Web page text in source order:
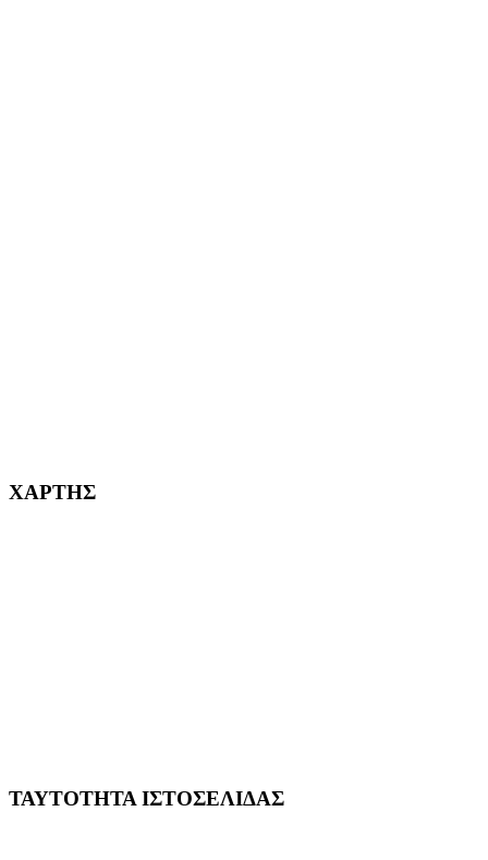
ΧΑΡΤΗΣ
ΤΑΥΤΟΤΗΤΑ ΙΣΤΟΣΕΛΙΔΑΣ